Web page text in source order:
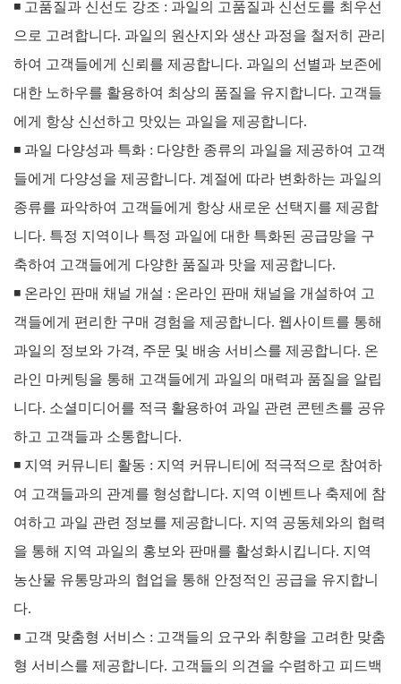
◾ 고품질과 신선도 강조 : 과일의 고품질과 신선도를 최우선
으로 고려합니다. 과일의 원산지와 생산 과정을 철저히 관리
하여 고객들에게 신뢰를 제공합니다. 과일의 선별과 보존에
대한 노하우를 활용하여 최상의 품질을 유지합니다. 고객들
에게 항상 신선하고 맛있는 과일을 제공합니다.
◾ 과일 다양성과 특화 : 다양한 종류의 과일을 제공하여 고객
들에게 다양성을 제공합니다. 계절에 따라 변화하는 과일의
종류를 파악하여 고객들에게 항상 새로운 선택지를 제공합
니다. 특정 지역이나 특정 과일에 대한 특화된 공급망을 구
축하여 고객들에게 다양한 품질과 맛을 제공합니다.
◾ 온라인 판매 채널 개설 : 온라인 판매 채널을 개설하여 고
객들에게 편리한 구매 경험을 제공합니다. 웹사이트를 통해
과일의 정보와 가격, 주문 및 배송 서비스를 제공합니다. 온
라인 마케팅을 통해 고객들에게 과일의 매력과 품질을 알립
니다. 소셜미디어를 적극 활용하여 과일 관련 콘텐츠를 공유
하고 고객들과 소통합니다.
◾ 지역 커뮤니티 활동 : 지역 커뮤니티에 적극적으로 참여하
여 고객들과의 관계를 형성합니다. 지역 이벤트나 축제에 참
여하고 과일 관련 정보를 제공합니다. 지역 공동체와의 협력
을 통해 지역 과일의 홍보와 판매를 활성화시킵니다. 지역
농산물 유통망과의 협업을 통해 안정적인 공급을 유지합니
다.
◾ 고객 맞춤형 서비스 : 고객들의 요구와 취향을 고려한 맞춤
형 서비스를 제공합니다. 고객들의 의견을 수렴하고 피드백